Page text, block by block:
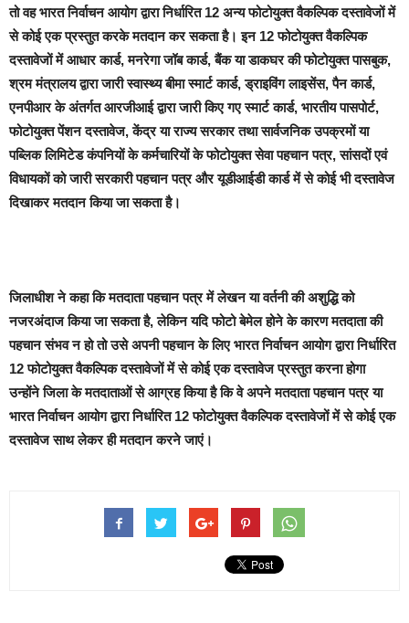
तो वह भारत निर्वाचन आयोग द्वारा निर्धारित 12 अन्य फोटोयुक्त वैकल्पिक दस्तावेजों में
से कोई एक प्रस्तुत करके मतदान कर सकता है। इन 12 फोटोयुक्त वैकल्पिक
दस्तावेजों में आधार कार्ड, मनरेगा जॉब कार्ड, बैंक या डाकघर की फोटोयुक्त पासबुक,
श्रम मंत्रालय द्वारा जारी स्वास्थ्य बीमा स्मार्ट कार्ड, ड्राइविंग लाइसेंस, पैन कार्ड,
एनपीआर के अंतर्गत आरजीआई द्वारा जारी किए गए स्मार्ट कार्ड, भारतीय पासपोर्ट,
फोटोयुक्त पेंशन दस्तावेज, केंद्र या राज्य सरकार तथा सार्वजनिक उपक्रमों या
पब्लिक लिमिटेड कंपनियों के कर्मचारियों के फोटोयुक्त सेवा पहचान पत्र, सांसदों एवं
विधायकों को जारी सरकारी पहचान पत्र और यूडीआईडी कार्ड में से कोई भी दस्तावेज
दिखाकर मतदान किया जा सकता है।
जिलाधीश ने कहा कि मतदाता पहचान पत्र में लेखन या वर्तनी की अशुद्धि को
नजरअंदाज किया जा सकता है, लेकिन यदि फोटो बेमेल होने के कारण मतदाता की
पहचान संभव न हो तो उसे अपनी पहचान के लिए भारत निर्वाचन आयोग द्वारा निर्धारित
12 फोटोयुक्त वैकल्पिक दस्तावेजों में से कोई एक दस्तावेज प्रस्तुत करना होगा
उन्होंने जिला के मतदाताओं से आग्रह किया है कि वे अपने मतदाता पहचान पत्र या
भारत निर्वाचन आयोग द्वारा निर्धारित 12 फोटोयुक्त वैकल्पिक दस्तावेजों में से कोई एक
दस्तावेज साथ लेकर ही मतदान करने जाएं।